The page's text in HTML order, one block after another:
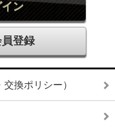
ン
登録
換ポリシー）